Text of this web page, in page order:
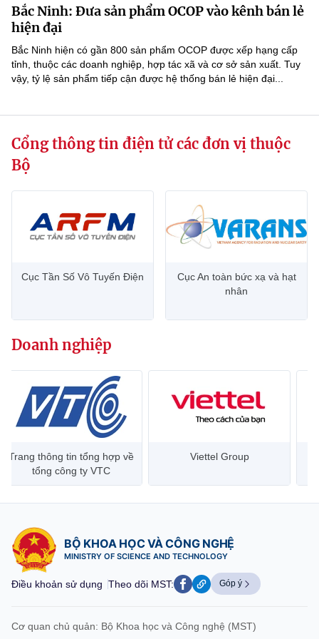
Sở Khoa học và Công nghệ
Chuyển đổi số
Bưu chính, Viễn thông
Năng lượng nguyên tử
Tin địa phương
Văn bản QPPL
Văn bản chỉ đạo điều hành
Lấy ý kiến người dân về dự thảo VBQPPL
MST IOFFICE
THỐNG KÊ
Khoa học và Công nghệ
Đổi mới sáng tạo
Chuyển đổi số
Sở hữu trí tuệ
Multimedia
Khác
Videos
Ảnh
Vietnamese
BỘ KHOA HỌC VÀ CÔNG NGHỆ
Điều khoản sử dụng Theo dõi MST:
Chịu trách nhiệm nội dung: Nguyễn Thị Hải Hằng
Giám đốc Trung tâm Truyền thông Khoa học và Công nghệ.
Liên hệ
Địa chỉ: Ban Biên tập Cổng TTĐT - 18 Nguyễn Du, TP. Hà Nội
©2026 Bản quyền thuộc Bộ Khoa Học và Công Nghệ
Bắc Ninh: Đưa sản phẩm OCOP vào kênh bán lẻ
hiện đại
Bắc Ninh hiện có gần 800 sản phẩm OCOP được xếp hạng cấp
tỉnh, thuộc các doanh nghiệp, hợp tác xã và cơ sở sản xuất. Tuy
vậy, tỷ lệ sản phẩm tiếp cận được hệ thống bán lẻ hiện đại...
Cổng thông tin điện tử các đơn vị thuộc
Bộ
Cục Tần Số Vô Tuyến Điện
Cục An toàn bức xạ và hạt
nhân
Doanh nghiệp
Trang thông tin tổng hợp về
tổng công ty VTC
Viettel Group
BỘ KHOA HỌC VÀ CÔNG NGHỆ
MINISTRY OF SCIENCE AND TECHNOLOGY
Điều khoản sử dụng Theo dõi MST: Góp ý
Cơ quan chủ quản: Bộ Khoa học và Công nghệ (MST)